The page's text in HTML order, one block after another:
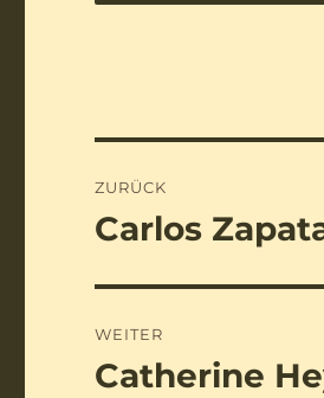
ZURÜCK
Vorheriger
Carlos
WEITER
Nächster
Catherine